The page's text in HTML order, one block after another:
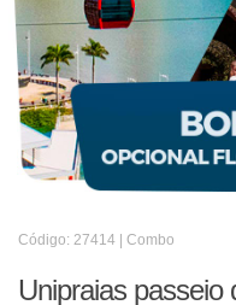
Código: 27414 | Combo
Unipraias passeio